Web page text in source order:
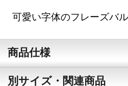
可愛い字体のフレーズバル
商品仕様
別サイズ・関連商品